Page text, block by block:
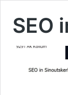
SEO